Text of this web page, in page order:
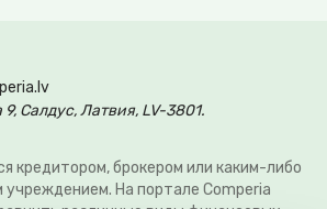
Салдус, Латвия, LV-3801.
кредитором, брокером или каким-либо
На портале Comperia